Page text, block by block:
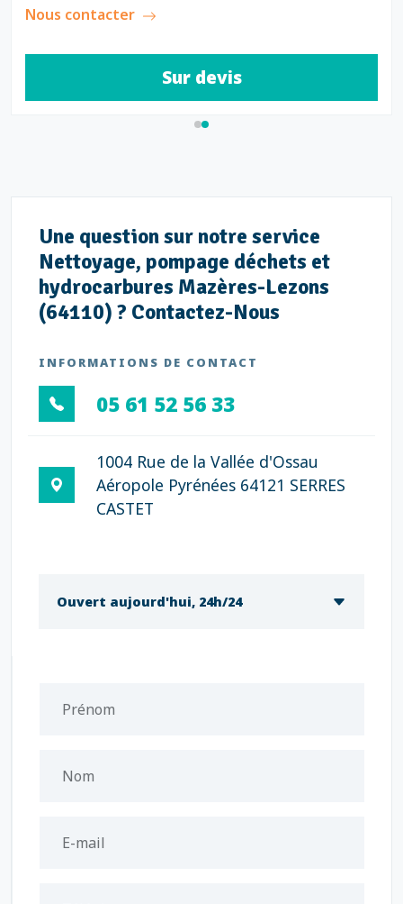
Nous contacter
Sur devis
Une question sur notre service
Nettoyage, pompage déchets et
hydrocarbures Mazères-Lezons
(64110) ? Contactez-Nous
INFORMATIONS DE CONTACT
05 61 52 56 33
1004 Rue de la Vallée d'Ossau
Aéropole Pyrénées 64121 SERRES
CASTET
Ouvert aujourd'hui, 24h/24
Prénom
Nom
E-mail